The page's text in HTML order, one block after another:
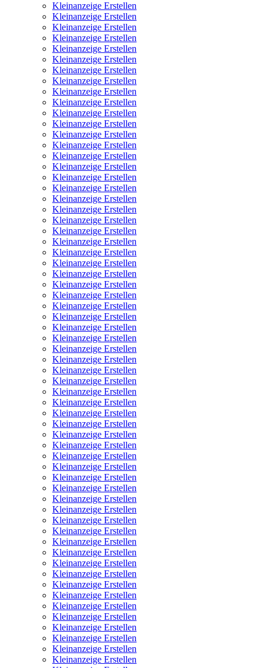
Kleinanzeige Erstellen
Kleinanzeige Erstellen
Kleinanzeige Erstellen
Kleinanzeige Erstellen
Kleinanzeige Erstellen
Kleinanzeige Erstellen
Kleinanzeige Erstellen
Kleinanzeige Erstellen
Kleinanzeige Erstellen
Kleinanzeige Erstellen
Kleinanzeige Erstellen
Kleinanzeige Erstellen
Kleinanzeige Erstellen
Kleinanzeige Erstellen
Kleinanzeige Erstellen
Kleinanzeige Erstellen
Kleinanzeige Erstellen
Kleinanzeige Erstellen
Kleinanzeige Erstellen
Kleinanzeige Erstellen
Kleinanzeige Erstellen
Kleinanzeige Erstellen
Kleinanzeige Erstellen
Kleinanzeige Erstellen
Kleinanzeige Erstellen
Kleinanzeige Erstellen
Kleinanzeige Erstellen
Kleinanzeige Erstellen
Kleinanzeige Erstellen
Kleinanzeige Erstellen
Kleinanzeige Erstellen
Kleinanzeige Erstellen
Kleinanzeige Erstellen
Kleinanzeige Erstellen
Kleinanzeige Erstellen
Kleinanzeige Erstellen
Kleinanzeige Erstellen
Kleinanzeige Erstellen
Kleinanzeige Erstellen
Kleinanzeige Erstellen
Kleinanzeige Erstellen
Kleinanzeige Erstellen
Kleinanzeige Erstellen
Kleinanzeige Erstellen
Kleinanzeige Erstellen
Kleinanzeige Erstellen
Kleinanzeige Erstellen
Kleinanzeige Erstellen
Kleinanzeige Erstellen
Kleinanzeige Erstellen
Kleinanzeige Erstellen
Kleinanzeige Erstellen
Kleinanzeige Erstellen
Kleinanzeige Erstellen
Kleinanzeige Erstellen
Kleinanzeige Erstellen
Kleinanzeige Erstellen
Kleinanzeige Erstellen
Kleinanzeige Erstellen
Kleinanzeige Erstellen
Kleinanzeige Erstellen
Kleinanzeige Erstellen